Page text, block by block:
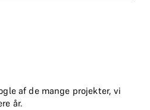
af de mange projekter, vi
år.